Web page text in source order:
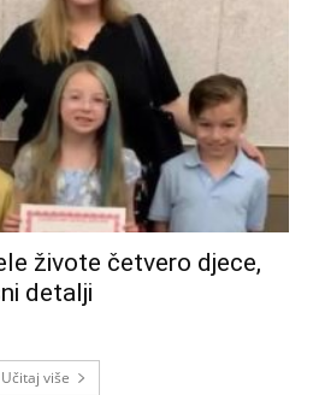
živote četvero djece,
detalji
Učitaj više